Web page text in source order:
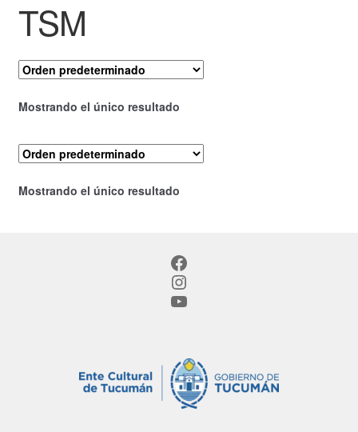
TSM
Mostrando el único resultado
Mostrando el único resultado
Facebook
Instagram
YouTube